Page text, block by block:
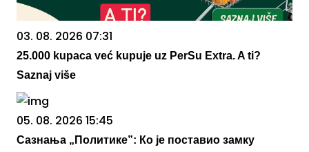
03. 08. 2026 07:31
25.000 kupaca već kupuje uz PerSu Extra. A ti?
Saznaj više
05. 08. 2026 15:45
Сазнања „Политике”: Ко је поставио замку